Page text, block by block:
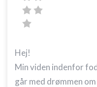
Hej!
Min viden indenfor
går med drømmen